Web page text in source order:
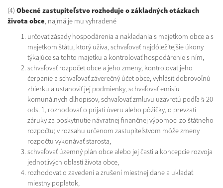
(4) Obecné zastupiteľstvo rozhoduje o základných otázkach
života obce, najmä je mu vyhradené
určovať zásady hospodárenia a nakladania s majetkom obce a s
majetkom štátu, ktorý užíva, schvaľovať najdôležitejšie úkony
týkajúce sa tohto majetku a kontrolovať hospodárenie s ním,
schvaľovať rozpočet obce a jeho zmeny, kontrolovať jeho
čerpanie a schvaľovať záverečný účet obce, vyhlásiť dobrovoľnú
zbierku a ustanoviť jej podmienky, schvaľovať emisiu
komunálnych dlhopisov, schvaľovať zmluvu uzavretú podľa § 20
ods. 1, rozhodovať o prijatí úveru alebo pôžičky, o prevzatí
záruky za poskytnutie návratnej finančnej výpomoci zo štátneho
rozpočtu; v rozsahu určenom zastupiteľstvom môže zmeny
rozpočtu vykonávať starosta,
schvaľovať územný plán obce alebo jej časti a koncepcie rozvoja
jednotlivých oblastí života obce,
rozhodovať o zavedení a zrušení miestnej dane a ukladať
miestny poplatok,